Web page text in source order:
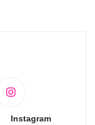
Instagram